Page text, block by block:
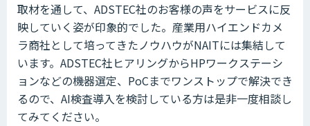
取材を通して、ADSTEC社のお客様の声をサービスに反
映していく姿が印象的でした。産業用ハイエンドカメ
ラ商社として培ってきたノウハウがNAITには集結して
います。ADSTEC社ヒアリングからHPワークステーシ
ョンなどの機器選定、PoCまでワンストップで解決でき
るので、AI検査導入を検討している方は是非一度相談し
てみてください。